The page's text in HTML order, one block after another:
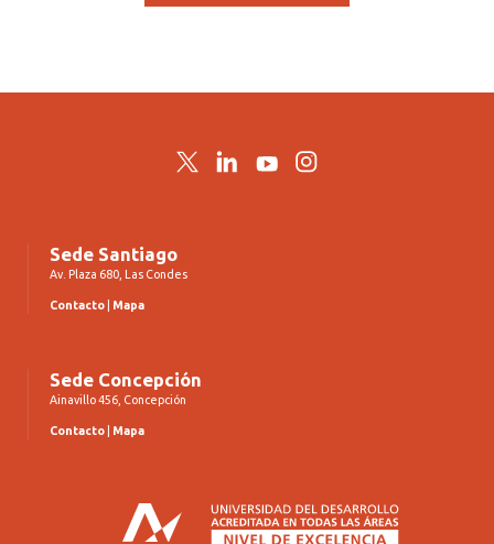
TwitterLinkedInYouTubeInstagram
Sede Santiago
Av. Plaza 680, Las Condes
Contacto Mapa
Sede Concepción
Ainavillo 456, Concepción
Contacto Mapa